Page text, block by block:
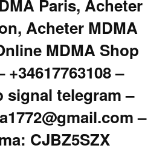
Paris, Acheter
Acheter MDMA
MDMA Shop
+34617763108 –
signal telegram –
–
CJBZ5SZX